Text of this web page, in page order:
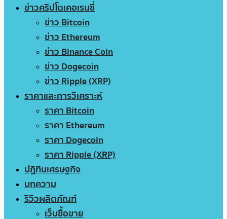
ข่าวคริปโตเคอเรนซี่
ข่าว Bitcoin
ข่าว Ethereum
ข่าว Binance Coin
ข่าว Dogecoin
ข่าว Ripple (XRP)
ราคาและการวิเคราะห์
ราคา Bitcoin
ราคา Ethereum
ราคา Dogecoin
ราคา Ripple (XRP)
ปฏิทินเศรษฐกิจ
บทความ
รีวิวผลิตภัณฑ์
เว็บซื้อขาย